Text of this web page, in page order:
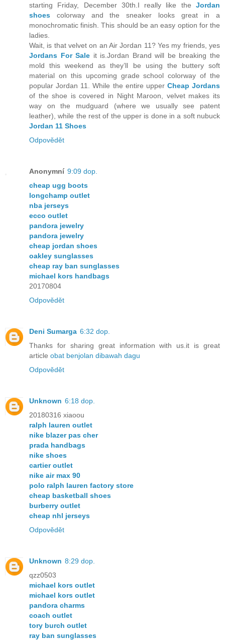
starting Friday, December 30th.I really like the Jordan
shoes colorway and the sneaker looks great in a
monochromatic finish. This should be an easy option for the
ladies.
Wait, is that velvet on an Air Jordan 11? Yes my friends, yes
Jordans For Sale it is.Jordan Brand will be breaking the
mold this weekend as they’ll be using the buttery soft
material on this upcoming grade school colorway of the
popular Jordan 11. While the entire upper Cheap Jordans
of the shoe is covered in Night Maroon, velvet makes its
way on the mudguard (where we usually see patent
leather), while the rest of the upper is done in a soft nubuck
Jordan 11 Shoes
Odpovědět
Anonymní 9:09 dop.
cheap ugg boots
longchamp outlet
nba jerseys
ecco outlet
pandora jewelry
pandora jewelry
cheap jordan shoes
oakley sunglasses
cheap ray ban sunglasses
michael kors handbags
20170804
Odpovědět
Deni Sumarga 6:32 dop.
Thanks for sharing great information with us.it is great
article obat benjolan dibawah dagu
Odpovědět
Unknown 6:18 dop.
20180316 xiaoou
ralph lauren outlet
nike blazer pas cher
prada handbags
nike shoes
cartier outlet
nike air max 90
polo ralph lauren factory store
cheap basketball shoes
burberry outlet
cheap nhl jerseys
Odpovědět
Unknown 8:29 dop.
qzz0503
michael kors outlet
michael kors outlet
pandora charms
coach outlet
tory burch outlet
ray ban sunglasses